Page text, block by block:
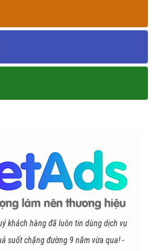
khách hàng đã luôn tin dùng dịch vụ
suốt chặng đường 9 năm vừa qua! -